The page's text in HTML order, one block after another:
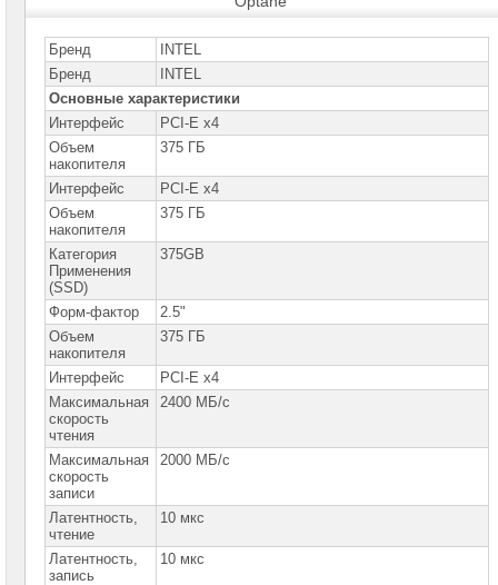
Пассивное
сетевое
оборудование
Активное
сетевое
оборудование
СХД
системы
хранения
данных
Компоненты
компьютеров
Компоненты
серверов
Серверные
платформы
Серверные
материнские
платы
Серверные
корпуса
Бренд
INTEL
Бренд
INTEL
Основные характеристики
Интерфейс
PCI-E x4
Объем
накопителя
375 ГБ
Интерфейс
PCI-E x4
Объем
накопителя
375 ГБ
Категория
Применения
(SSD)
375GB
Форм-фактор
2.5"
Объем
накопителя
375 ГБ
Интерфейс
PCI-E x4
Максимальная
скорость
чтения
2400 МБ/с
Максимальная
скорость
записи
2000 МБ/с
Латентность,
чтение
10 мкс
Латентность,
запись
10 мкс